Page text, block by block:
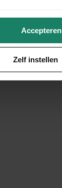
Accepteren
Zelf instellen